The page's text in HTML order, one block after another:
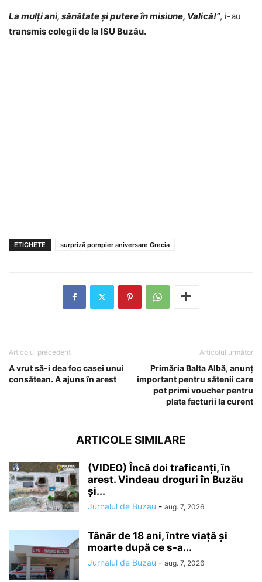
La mulți ani, sănătate și putere în misiune, Valică!”, i-au
transmis colegii de la ISU Buzău.
ETICHETE surpriză pompier aniversare Grecia
Articolul precedent
A vrut să-i dea foc casei unui
consătean. A ajuns în arest
Articolul următor
Primăria Balta Albă, anunț
important pentru sătenii care
pot primi voucher pentru
plata facturii la curent
ARTICOLE SIMILARE
(VIDEO) Încă doi traficanți, în
arest. Vindeau droguri în Buzău
și...
Jurnalul de Buzau - aug. 7, 2026
Tânăr de 18 ani, între viață și
moarte după ce s-a...
Jurnalul de Buzau - aug. 7, 2026